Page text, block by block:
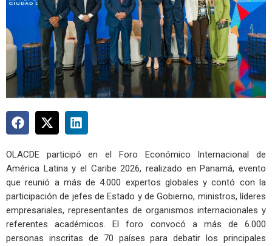
OLACDE participó en el Foro Económico Internacional de
América Latina y el Caribe 2026, realizado en Panamá, evento
que reunió a más de 4.000 expertos globales y contó con la
participación de jefes de Estado y de Gobierno, ministros, líderes
empresariales, representantes de organismos internacionales y
referentes académicos. El foro convocó a más de 6.000
personas inscritas de 70 países para debatir los principales